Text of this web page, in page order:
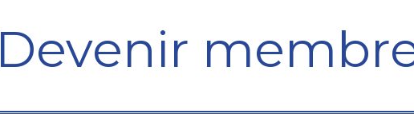
Devenir